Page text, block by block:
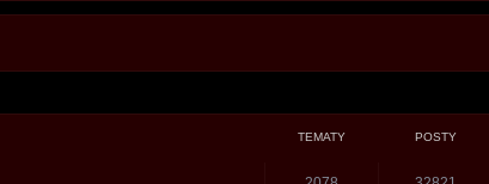
TEMATY POSTY